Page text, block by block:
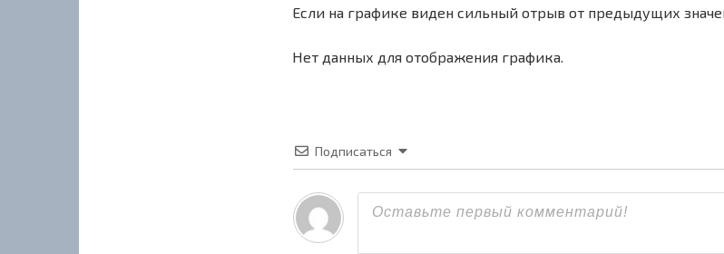
Если на графике виден сильный отрыв от предыдущих
Нет данных для отображения графика.
Подписаться